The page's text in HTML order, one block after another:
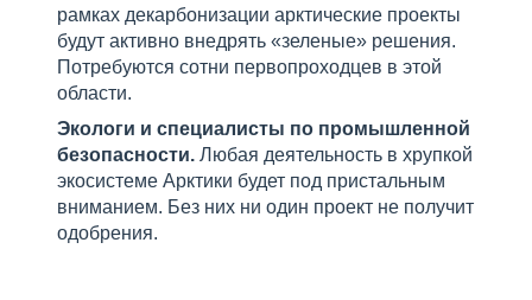
рамках декарбонизации арктические проекты
будут активно внедрять «зеленые» решения.
Потребуются сотни первопроходцев в этой
области.
Экологи и специалисты по промышленной
безопасности. Любая деятельность в хрупкой
экосистеме Арктики будет под пристальным
вниманием. Без них ни один проект не получит
одобрения.